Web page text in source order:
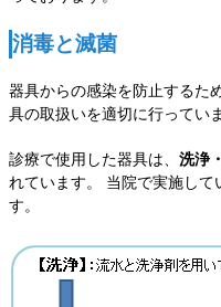
消毒と滅菌
器具からの感染を防止するた
具の取扱いを適切に行ってい
診療で使用した器具は、 洗浄
れています。 当院で実施して
す。